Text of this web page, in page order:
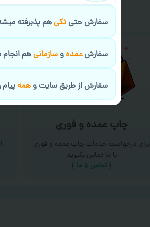
خیالت راحت از
چاپ عمده و فوری
برای درخواست خدمات چاپ عمده و فوری
با ما تماس بگیرید
( تماس با ما )
سفارش حتیتکیهم پذیرفته
سفارشعمدهوسازمانیهم
سفارش از طریق سایت وهمه